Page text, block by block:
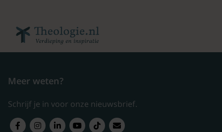
Meer weten?
Schrijf je in voor onze nieuwsbrief.